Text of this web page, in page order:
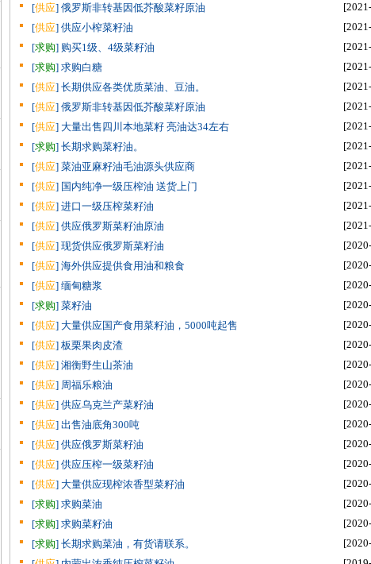
[供应] 俄罗斯非转基因低芥酸菜籽原油
[供应] 供应小榨菜籽油
[求购] 购买1级、4级菜籽油
[求购] 求购白糖
[供应] 长期供应各类优质菜油、豆油。
[供应] 俄罗斯非转基因低芥酸菜籽原油
[供应] 大量出售四川本地菜籽 亮油达34左右
[求购] 长期求购菜籽油。
[供应] 菜油亚麻籽油毛油源头供应商
[供应] 国内纯净一级压榨油 送货上门
[供应] 进口一级压榨菜籽油
[供应] 供应俄罗斯菜籽油原油
[供应] 现货供应俄罗斯菜籽油
[供应] 海外供应提供食用油和粮食
[供应] 缅甸糖浆
[求购] 菜籽油
[供应] 大量供应国产食用菜籽油，5000吨起售
[供应] 板栗果肉皮渣
[供应] 湘衡野生山茶油
[供应] 周福乐粮油
[供应] 供应乌克兰产菜籽油
[供应] 出售油底角300吨
[供应] 供应俄罗斯菜籽油
[供应] 供应压榨一级菜籽油
[供应] 大量供应现榨浓香型菜籽油
[求购] 求购菜油
[求购] 求购菜籽油
[求购] 长期求购菜油，有货请联系。